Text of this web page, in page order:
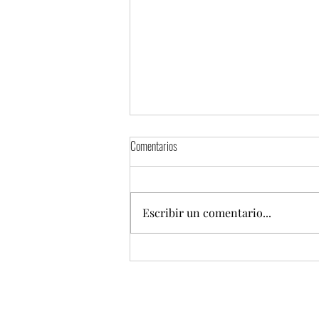
Torta Fest 2026 presentará una mega
Comentarios
Escribir un comentario...